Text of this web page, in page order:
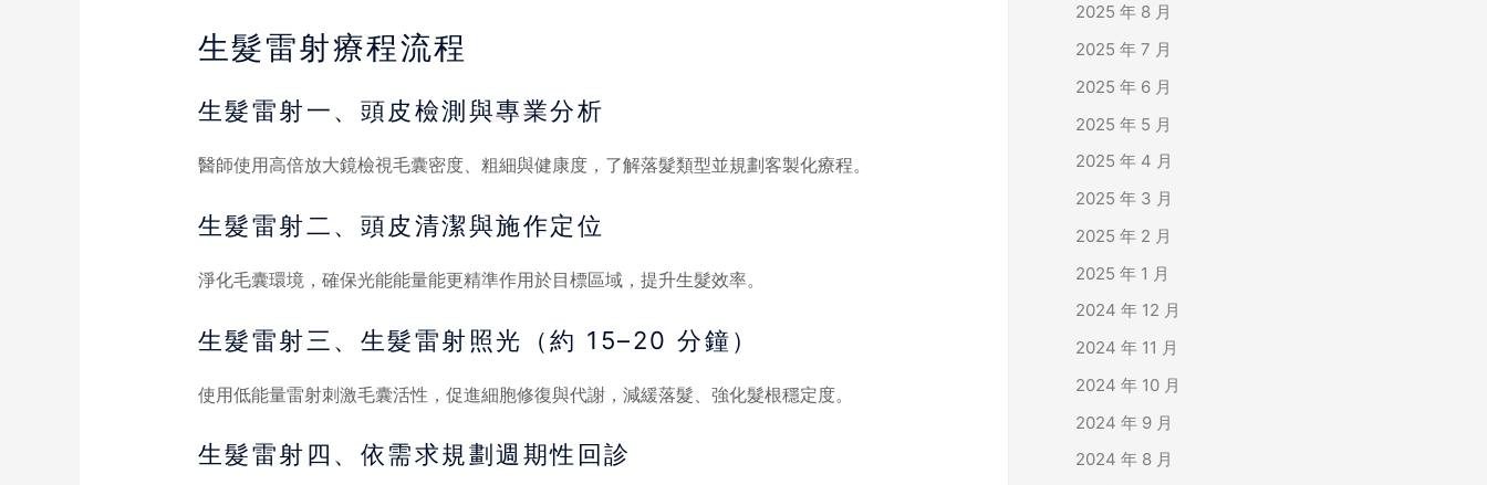
生髮雷射療程流程
生髮雷射一、頭皮檢測與專業分析
醫師使用高倍放大鏡檢視毛囊密度、粗細與健康度，了解落髮類型並規劃客製化療程。
生髮雷射二、頭皮清潔與施作定位
淨化毛囊環境，確保光能能量能更精準作用於目標區域，提升生髮效率。
生髮雷射三、生髮雷射照光（約 15–20 分鐘）
使用低能量雷射刺激毛囊活性，促進細胞修復與代謝，減緩落髮、強化髮根穩定度。
生髮雷射四、依需求規劃週期性回診
2025 年 8 月
2025 年 7 月
2025 年 6 月
2025 年 5 月
2025 年 4 月
2025 年 3 月
2025 年 2 月
2025 年 1 月
2024 年 12 月
2024 年 11 月
2024 年 10 月
2024 年 9 月
2024 年 8 月